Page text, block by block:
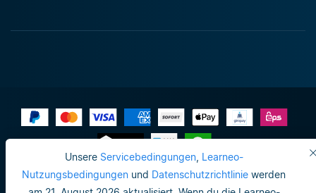
Unsere Servicebedingungen, Learneo-
Nutzungsbedingungen und Datenschutzrichtlinie werden
Impressum